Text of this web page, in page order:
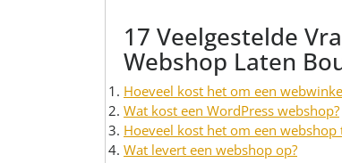
17 Veelgestelde
Webshop Laten
Hoeveel kost het om een
Wat kost een WordPress webshop?
Hoeveel kost het om een webshop
Wat levert een webshop op?